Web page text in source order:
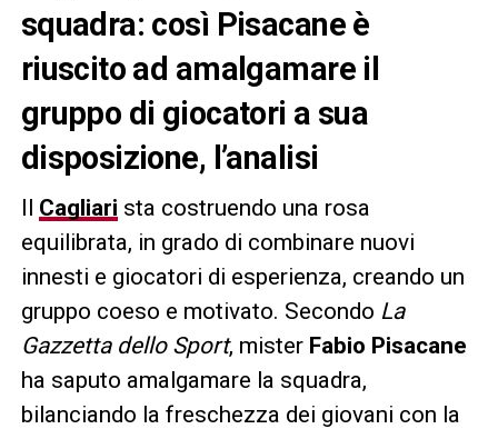
squadra: così Pisacane è
riuscito ad amalgamare il
gruppo di giocatori a sua
disposizione, l’analisi
Il Cagliari sta costruendo una rosa
equilibrata, in grado di combinare nuovi
innesti e giocatori di esperienza, creando un
gruppo coeso e motivato. Secondo La
Gazzetta dello Sport, mister Fabio Pisacane
ha saputo amalgamare la squadra,
bilanciando la freschezza dei giovani con la